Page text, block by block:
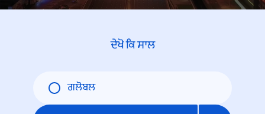
ਦੇਖੋ ਕਿ ਸਾਲ
ਗਲੋਬਲ